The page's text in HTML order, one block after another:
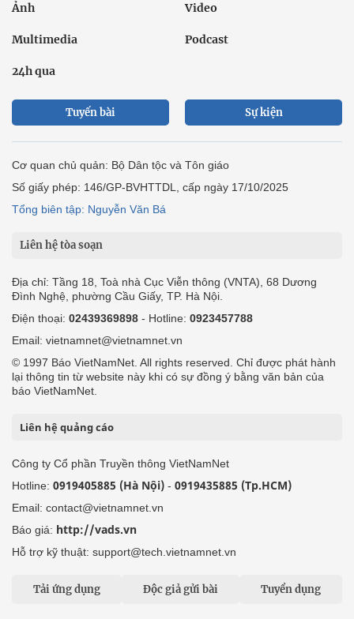
Ảnh Video
Multimedia Podcast
24h qua
Tuyến bài Sự kiện
Cơ quan chủ quản: Bộ Dân tộc và Tôn giáo
Số giấy phép: 146/GP-BVHTTDL, cấp ngày 17/10/2025
Tổng biên tập: Nguyễn Văn Bá
Liên hệ tòa soạn
Địa chỉ: Tầng 18, Toà nhà Cục Viễn thông (VNTA), 68 Dương
Đình Nghệ, phường Cầu Giấy, TP. Hà Nội.
Điện thoại: 02439369898 - Hotline: 0923457788
Email: vietnamnet@vietnamnet.vn
© 1997 Báo VietNamNet. All rights reserved. Chỉ được phát hành
lại thông tin từ website này khi có sự đồng ý bằng văn bản của
báo VietNamNet.
Liên hệ quảng cáo
Công ty Cổ phần Truyền thông VietNamNet
Hotline: 0919405885 (Hà Nội) - 0919435885 (Tp.HCM)
Email: contact@vietnamnet.vn
Báo giá: http://vads.vn
Hỗ trợ kỹ thuật: support@tech.vietnamnet.vn
Tải ứng dụng Độc giả gửi bài Tuyển dụng